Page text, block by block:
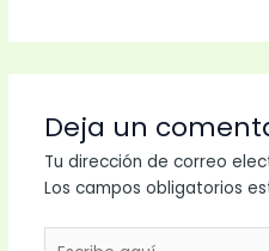
Deja un
Tu dirección de correo
Los campos obligatorios